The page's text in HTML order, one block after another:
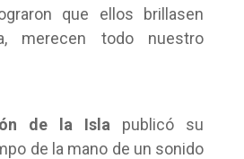
que ellos brillasen
merecen todo nuestro
de la Isla publicó su
de la mano de un sonido